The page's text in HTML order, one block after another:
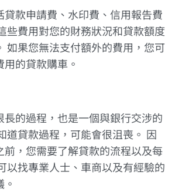
貸款申請費、水印費、信用報告費
些費用對您的財務狀況和貸款額度
如果您無法支付額外的費用，您可
的貸款購車。
長的過程，也是一個與銀行交涉的
道貸款過程，可能會很沮喪。 因
前，您需要了解貸款的流程以及每
以找專業人士、車商以及有經驗的